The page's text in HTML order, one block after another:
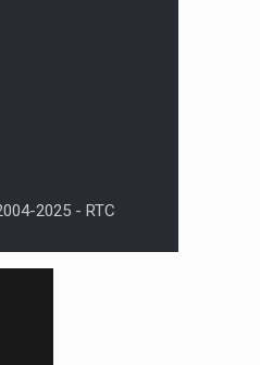
2025 - RTC